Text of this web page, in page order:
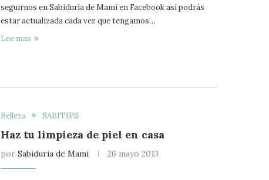
seguirnos en Sabiduría de Mami en Facebook así podrás
estar actualizada cada vez que tengamos…
Lee mas
Belleza SABITIPS
Haz tu limpieza de piel en casa
porSabiduria de Mami 26 mayo 2013